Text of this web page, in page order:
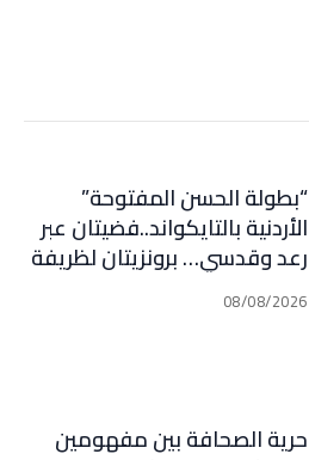
“بطولة الحسن المفتوحة”
الأردنية بالتايكواند..فضيتان عبر
رعد وقدسي… برونزيتان لظريفة
وأبي هيلا
08/08/2026
حرية الصحافة بين مفهومين